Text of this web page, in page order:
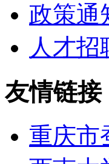
政策通
人才招
友情链接
重庆市